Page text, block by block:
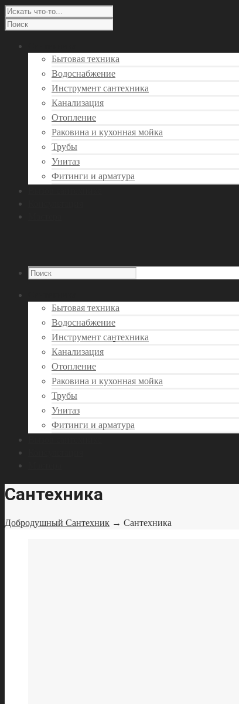
Бытовая техника
Водоснабжение
Инструмент сантехника
Канализация
Отопление
Раковина и кухонная мойка
Трубы
Унитаз
Фитинги и арматура
Бытовая техника
Водоснабжение
Инструмент сантехника
Канализация
Отопление
Раковина и кухонная мойка
Трубы
Унитаз
Фитинги и арматура
Сантехника
Добродушный Сантехник → Сантехника